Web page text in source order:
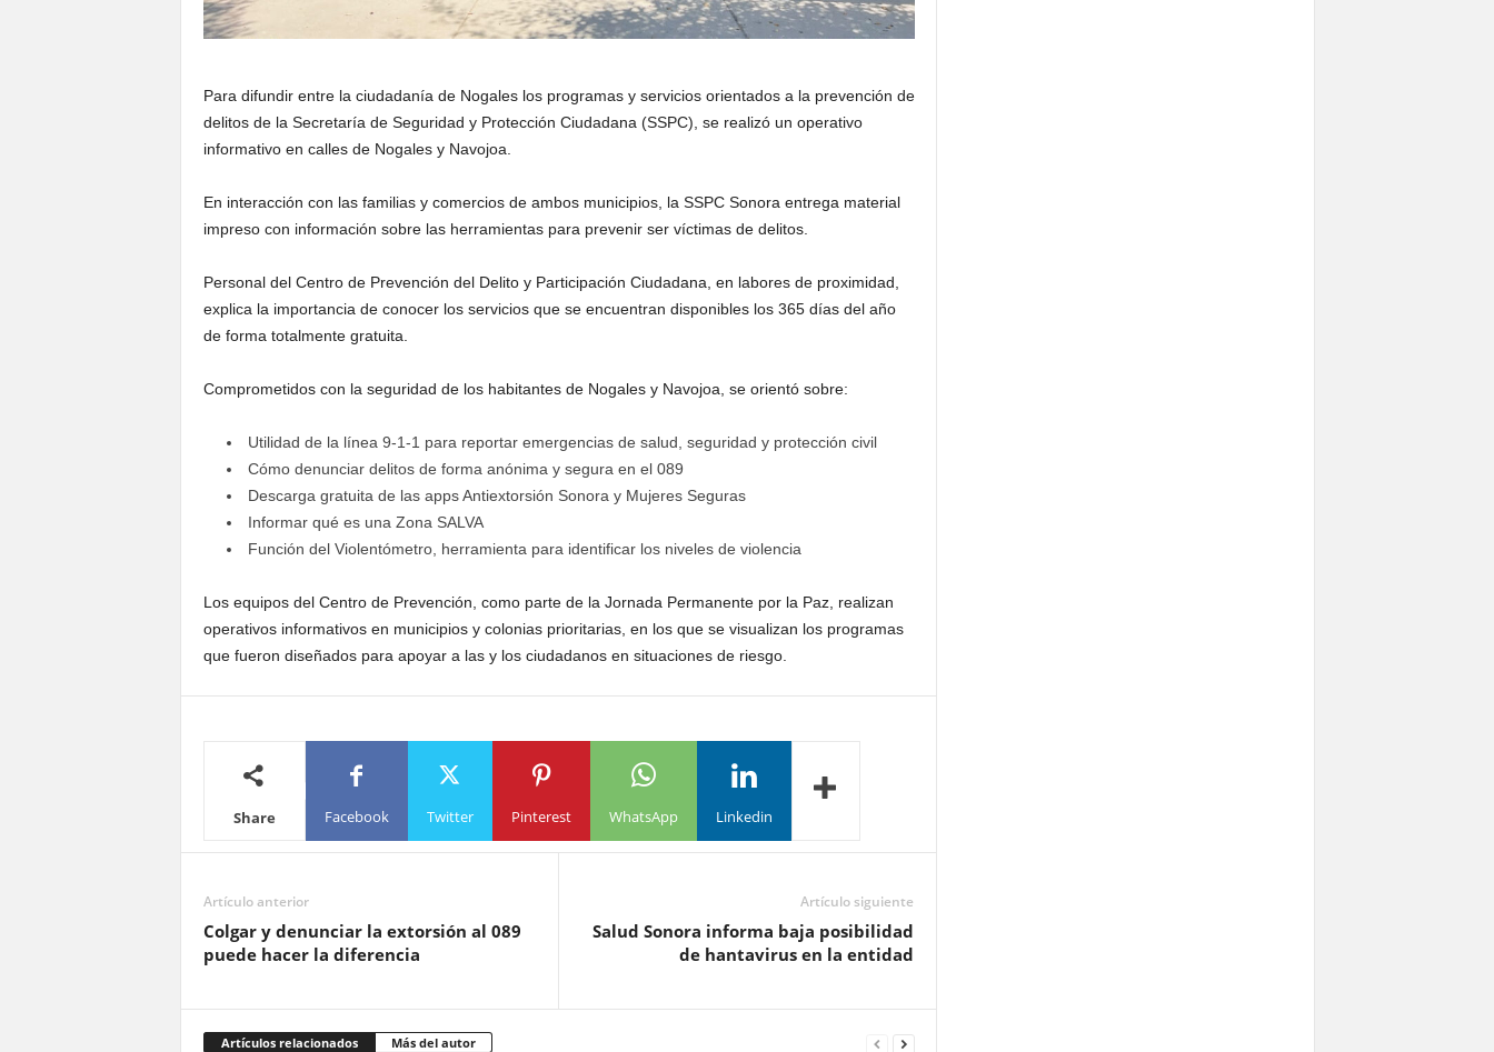
Para difundir entre la ciudadanía de Nogales los programas y servicios orientados a la prevención de
delitos de la Secretaría de Seguridad y Protección Ciudadana (SSPC), se realizó un operativo
informativo en calles de Nogales y Navojoa.
En interacción con las familias y comercios de ambos municipios, la SSPC Sonora entrega material
impreso con información sobre las herramientas para prevenir ser víctimas de delitos.
Personal del Centro de Prevención del Delito y Participación Ciudadana, en labores de proximidad,
explica la importancia de conocer los servicios que se encuentran disponibles los 365 días del año
de forma totalmente gratuita.
Comprometidos con la seguridad de los habitantes de Nogales y Navojoa, se orientó sobre:
Utilidad de la línea 9-1-1 para reportar emergencias de salud, seguridad y protección civil
Cómo denunciar delitos de forma anónima y segura en el 089
Descarga gratuita de las apps Antiextorsión Sonora y Mujeres Seguras
Informar qué es una Zona SALVA
Función del Violentómetro, herramienta para identificar los niveles de violencia
Los equipos del Centro de Prevención, como parte de la Jornada Permanente por la Paz, realizan
operativos informativos en municipios y colonias prioritarias, en los que se visualizan los programas
que fueron diseñados para apoyar a las y los ciudadanos en situaciones de riesgo.
Share Facebook Twitter Pinterest WhatsApp Linkedin
Artículo anterior
Colgar y denunciar la extorsión al 089
puede hacer la diferencia
Artículo siguiente
Salud Sonora informa baja posibilidad
de hantavirus en la entidad
Artículos relacionados Más del autor